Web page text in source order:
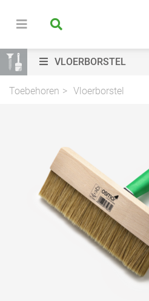
VLOERBORSTEL
Toebehoren Vloerborstel